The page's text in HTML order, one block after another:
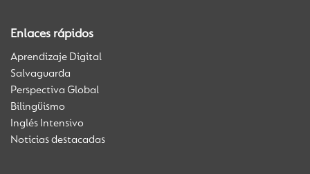
Enlaces rápidos
Aprendizaje Digital
Salvaguarda
Perspectiva Global
Bilingüismo
Inglés Intensivo
Noticias destacadas